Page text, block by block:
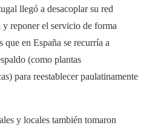
llegó a desacoplar su red
y reponer el servicio de forma
que en España se recurría a
(como plantas
para reestablecer paulatinamente
y locales también tomaron